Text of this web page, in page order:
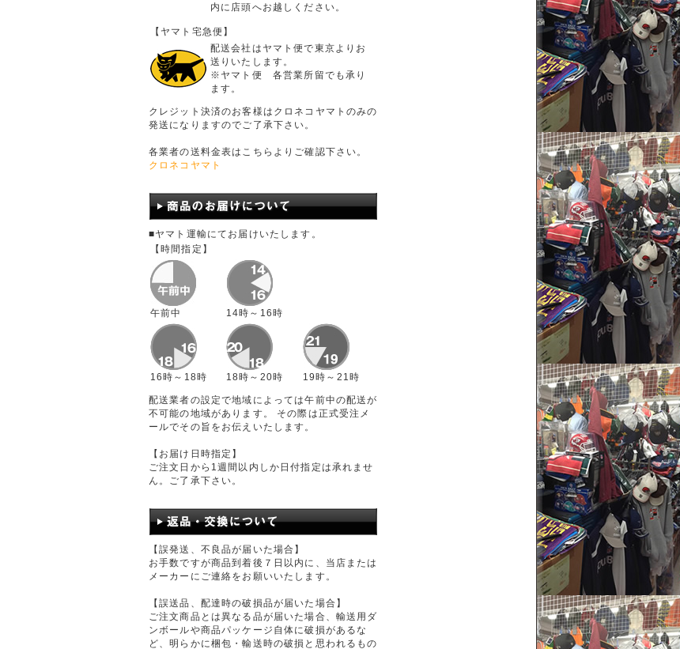
内に店頭へお越しください。
【ヤマト宅急便】
配送会社はヤマト便で東京よりお
送りいたします。
※ヤマト便 各営業所留でも承り
ます。
クレジット決済のお客様はクロネコヤマトのみの
発送になりますのでご了承下さい。
各業者の送料金表はこちらよりご確認下さい。
クロネコヤマト
■ヤマト運輸にてお届けいたします。
【時間指定】
午前中 14時～16時
16時～18時 18時～20時 19時～21時
配送業者の設定で地域によっては午前中の配送が
不可能の地域があります。 その際は正式受注メ
ールでその旨をお伝えいたします。
【お届け日時指定】
ご注文日から1週間以内しか日付指定は承れませ
ん。ご了承下さい。
【誤発送、不良品が届いた場合】
お手数ですが商品到着後７日以内に、当店または
メーカーにご連絡をお願いいたします。
【誤送品、配達時の破損品が届いた場合】
ご注文商品とは異なる品が届いた場合、輸送用ダ
ンボールや商品パッケージ自体に破損があるな
ど、明らかに梱包・輸送時の破損と思われるもの